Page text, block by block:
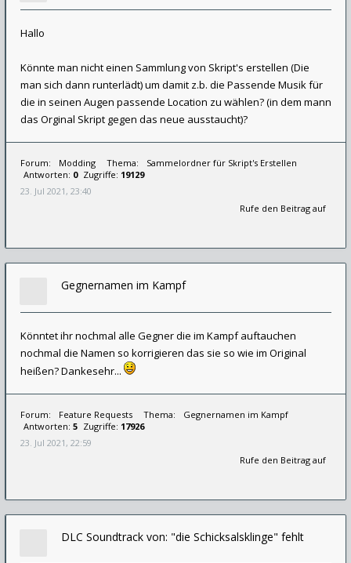
Hallo
Könnte man nicht einen Sammlung von Skript's erstellen (Die
man sich dann runterlädt) um damit z.b. die Passende Musik für
die in seinen Augen passende Location zu wählen? (in dem mann
das Orginal Skript gegen das neue ausstaucht)?
Forum: Modding Thema:
Sammelordner für Skript's Erstellen
Antworten: 0 Zugriffe: 19129
23. Jul 2021, 23:40
Rufe den Beitrag auf
Gegnernamen im Kampf
Könntet ihr nochmal alle Gegner die im Kampf auftauchen
nochmal die Namen so korrigieren das sie so wie im Original
heißen? Dankesehr...
Forum: Feature Requests Thema:
Gegnernamen im Kampf
Antworten: 5 Zugriffe: 17926
23. Jul 2021, 22:59
Rufe den Beitrag auf
DLC Soundtrack von: "die Schicksalsklinge" fehlt